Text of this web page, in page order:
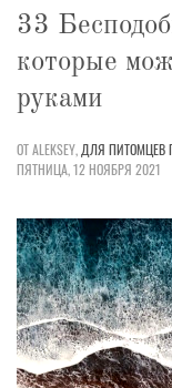
33
которые
руками
ОТ ALEKSEY, ДЛЯ ПИТОМЦЕВ
ПЯТНИЦА, 12 НОЯБРЯ 2021